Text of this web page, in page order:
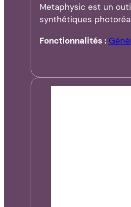
Metaphysic est un
synthétiques
Fonctionnalités :